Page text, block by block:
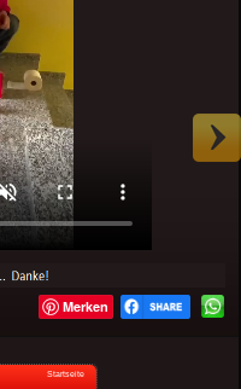
Merken
Startseite